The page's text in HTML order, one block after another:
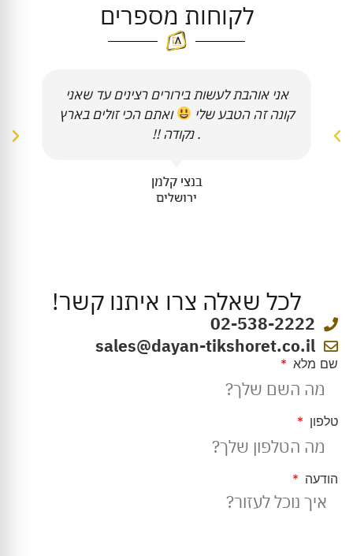
לקוחות מספרים
אני אוהבת לעשות בירורים רצינים עד שאני
קונה זה הטבע שלי
ואתם הכי זולים בארץ
. נקודה !!
בנצי קלמן
ירושלים
לכל שאלה צרו איתנו קשר!
02-538-2222
sales@dayan-tikshoret.co.il
שם מלא
טלפון
הודעה